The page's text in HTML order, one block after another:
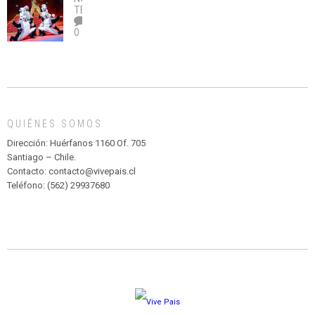
legalice
el
abuso”
DE
TEATRO
Y
MADAGASCAR
PARQUE
HURATDO
TEATRO
0
QUIÉNES SOMOS
Dirección: Huérfanos 1160 Of. 705
Santiago – Chile.
Contacto: contacto@vivepais.cl
Teléfono: (562) 29937680